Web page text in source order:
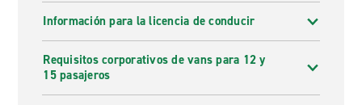
Información para la licencia de conducir
Requisitos corporativos de vans para 12 y
15 pasajeros